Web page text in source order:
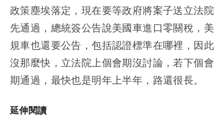
政策塵埃落定，現在要等政府將案子送立法院
先通過，總統簽公告說美國車進口零關稅，美
規車也還要公告，包括認證標準在哪裡，因此
沒那麼快，立法院上個會期沒討論，若下個會
期通過，最快也是明年上半年，路還很長。
延伸閱讀